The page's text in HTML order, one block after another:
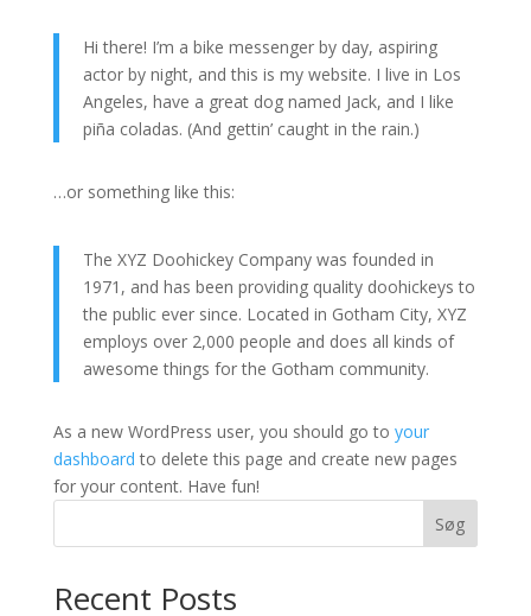
Hi there! I’m a bike messenger by day, aspiring
actor by night, and this is my website. I live in Los
Angeles, have a great dog named Jack, and I like
piña coladas. (And gettin’ caught in the rain.)
…or something like this:
The XYZ Doohickey Company was founded in
1971, and has been providing quality doohickeys to
the public ever since. Located in Gotham City, XYZ
employs over 2,000 people and does all kinds of
awesome things for the Gotham community.
As a new WordPress user, you should go to your
dashboard to delete this page and create new pages
for your content. Have fun!
Søg
Recent Posts